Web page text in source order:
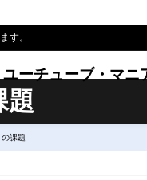
題
す。
ーチューブ・マニ
課題